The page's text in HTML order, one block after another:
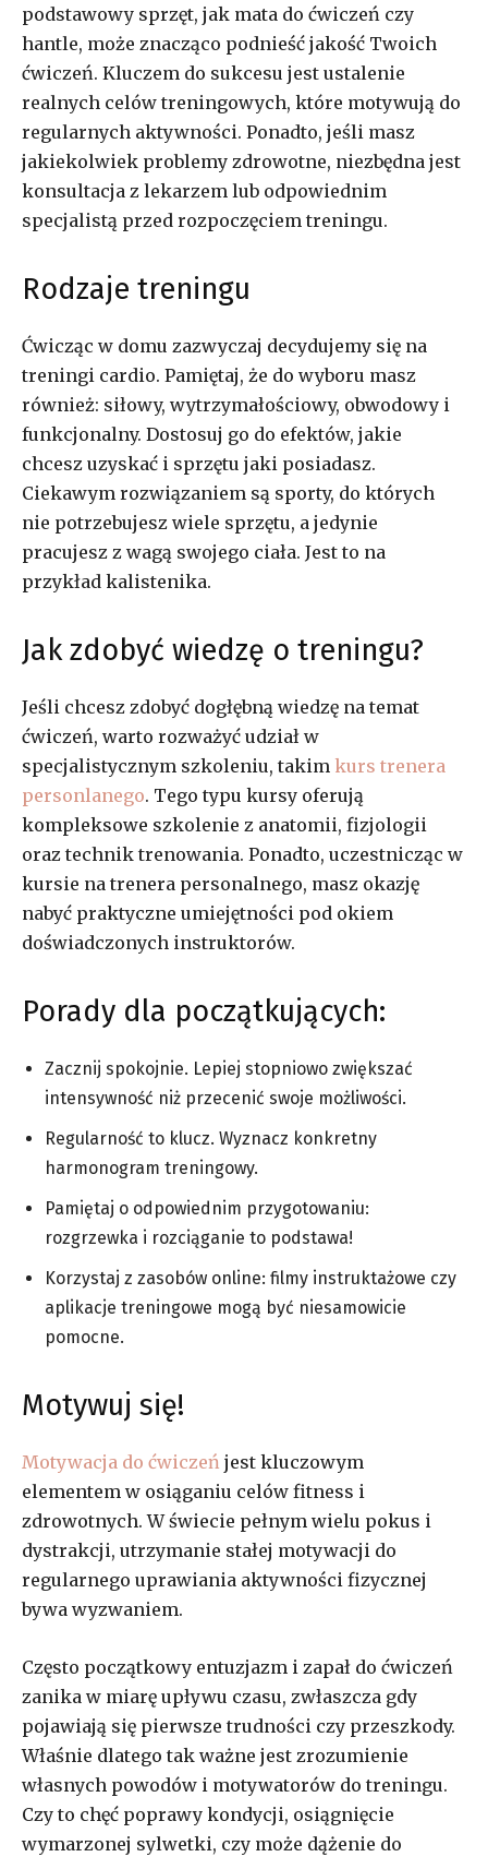
podstawowy sprzęt, jak mata do ćwiczeń czy
hantle, może znacząco podnieść jakość Twoich
ćwiczeń. Kluczem do sukcesu jest ustalenie
realnych celów treningowych, które motywują do
regularnych aktywności. Ponadto, jeśli masz
jakiekolwiek problemy zdrowotne, niezbędna jest
konsultacja z lekarzem lub odpowiednim
specjalistą przed rozpoczęciem treningu.
Rodzaje treningu
Ćwicząc w domu zazwyczaj decydujemy się na
treningi cardio. Pamiętaj, że do wyboru masz
również: siłowy, wytrzymałościowy, obwodowy i
funkcjonalny. Dostosuj go do efektów, jakie
chcesz uzyskać i sprzętu jaki posiadasz.
Ciekawym rozwiązaniem są sporty, do których
nie potrzebujesz wiele sprzętu, a jedynie
pracujesz z wagą swojego ciała. Jest to na
przykład kalistenika.
Jak zdobyć wiedzę o treningu?
Jeśli chcesz zdobyć dogłębną wiedzę na temat
ćwiczeń, warto rozważyć udział w
specjalistycznym szkoleniu, takim kurs trenera
personlanego. Tego typu kursy oferują
kompleksowe szkolenie z anatomii, fizjologii
oraz technik trenowania. Ponadto, uczestnicząc w
kursie na trenera personalnego, masz okazję
nabyć praktyczne umiejętności pod okiem
doświadczonych instruktorów.
Porady dla początkujących:
Zacznij spokojnie. Lepiej stopniowo zwiększać
intensywność niż przecenić swoje możliwości.
Regularność to klucz. Wyznacz konkretny
harmonogram treningowy.
Pamiętaj o odpowiednim przygotowaniu:
rozgrzewka i rozciąganie to podstawa!
Korzystaj z zasobów online: filmy instruktażowe czy
aplikacje treningowe mogą być niesamowicie
pomocne.
Motywuj się!
Motywacja do ćwiczeń jest kluczowym
elementem w osiąganiu celów fitness i
zdrowotnych. W świecie pełnym wielu pokus i
dystrakcji, utrzymanie stałej motywacji do
regularnego uprawiania aktywności fizycznej
bywa wyzwaniem.
Często początkowy entuzjazm i zapał do ćwiczeń
zanika w miarę upływu czasu, zwłaszcza gdy
pojawiają się pierwsze trudności czy przeszkody.
Właśnie dlatego tak ważne jest zrozumienie
własnych powodów i motywatorów do treningu.
Czy to chęć poprawy kondycji, osiągnięcie
wymarzonej sylwetki, czy może dążenie do